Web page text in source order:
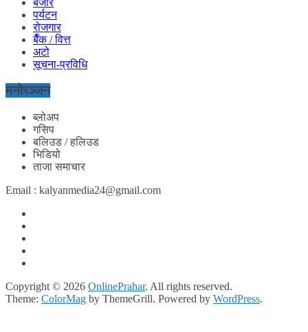
पर्यटन
रोजगार
बैँक / वित्त
अटो
सूचना-प्रविधि
मनोरञ्जन
ब्लोअप
गसिप
बलिउड / हलिउड
भिडियो
ताजा समाचार
Email : kalyanmedia24@gmail.com
Copyright © 2026 OnlinePrahar. All rights reserved.
Theme: ColorMag by ThemeGrill. Powered by WordPress.